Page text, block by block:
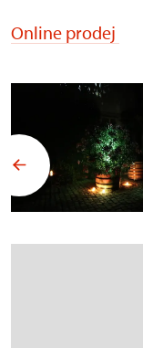
Online prodej